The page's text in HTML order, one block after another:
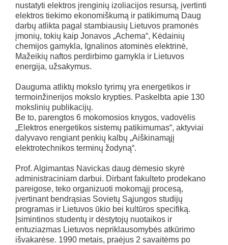
nustatyti elektros įrenginių izoliacijos resursą, įvertinti
elektros tiekimo ekonomiškumą ir patikimumą Daug
darbų atlikta pagal stambiausių Lietuvos pramonės
įmonių, tokių kaip Jonavos „Achema“, Kėdainių
chemijos gamykla, Ignalinos atominės elektrinė,
Mažeikių naftos perdirbimo gamykla ir Lietuvos
energija, užsakymus.
Dauguma atliktų mokslo tyrimų yra energetikos ir
termoinžinerijos mokslo krypties. Paskelbta apie 130
mokslinių publikacijų.
Be to, parengtos 6 mokomosios knygos, vadovėlis
„Elektros energetikos sistemų patikimumas“, aktyviai
dalyvavo rengiant penkių kalbų „Aiškinamąjį
elektrotechnikos terminų žodyną“.
Prof. Algimantas Navickas daug dėmesio skyrė
administraciniam darbui. Dirbant fakulteto prodekano
pareigose, teko organizuoti mokomąjį procesą,
įvertinant bendrąsias Sovietų Sąjungos studijų
programas ir Lietuvos ūkio bei kultūros specifiką.
Įsimintinos studentų ir dėstytojų nuotaikos ir
entuziazmas Lietuvos nepriklausomybės atkūrimo
išvakarėse. 1990 metais, praėjus 2 savaitėms po